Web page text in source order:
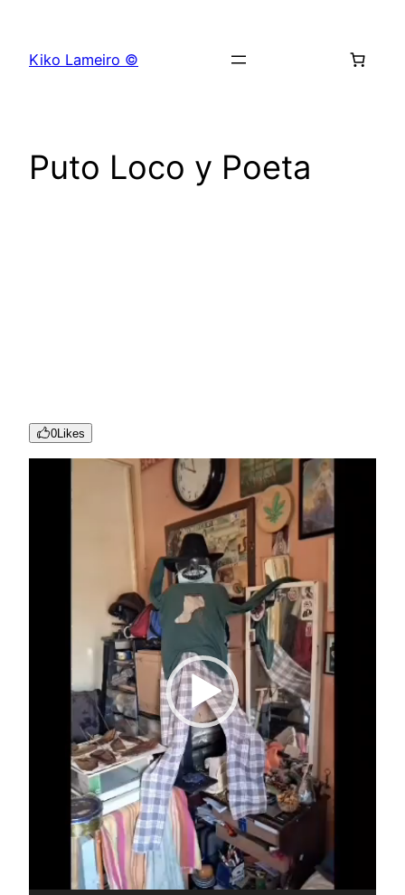
contenido
Kiko Lameiro ©
Puto Loco y Poeta
0Likes
Reproductor